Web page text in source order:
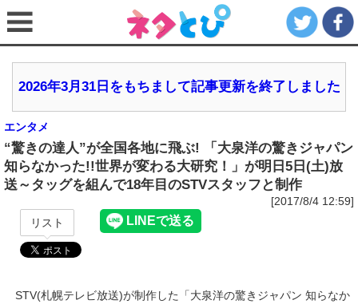
2026年3月31日をもちまして記事更新を終了しました
エンタメ
“驚きの達人”が全国各地に飛ぶ! 「大泉洋の驚きジャパン
知らなかった!!世界が変わる大研究！」が明日5日(土)放
送～タッグを組んで18年目のSTVスタッフと制作
[2017/8/4 12:59]
リスト
STV(札幌テレビ放送)が制作した「大泉洋の驚きジャパン 知らなか